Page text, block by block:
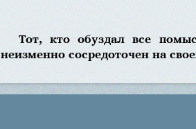
Тот, кто обуздал все
неизменно сосредоточен на